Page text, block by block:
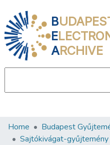
B
E
ARCHIVE
Communities &
Home Budapest
Sajtókivágat-gyűjtemény